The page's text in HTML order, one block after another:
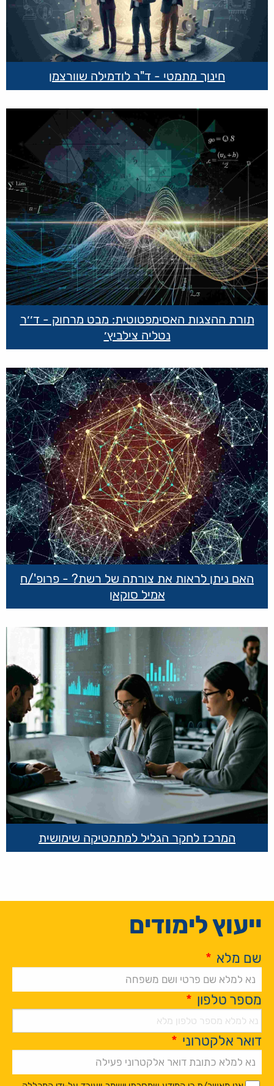
חינוך מתמטי - ד"ר לודמילה שוורצמן
תורת ההצגות האסימפטוטית: מבט מרחוק - ד׳׳ר
נטליה צילביץ׳
האם ניתן לראות את צורתה של רשת? - פרופ'/ח
אמיל סוקאן
המרכז לחקר הגליל למתמטיקה שימושית
ייעוץ לימודים
שם מלא *
מספר טלפון *
דואר אלקטרוני *
*
*
Alternative: